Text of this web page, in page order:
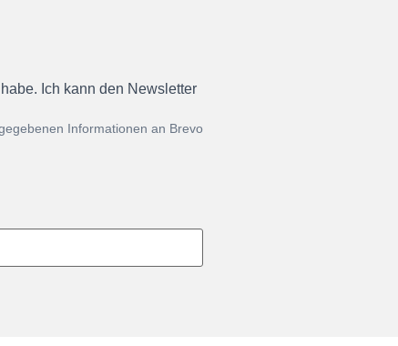
Ich kann den Newsletter
Informationen an Brevo